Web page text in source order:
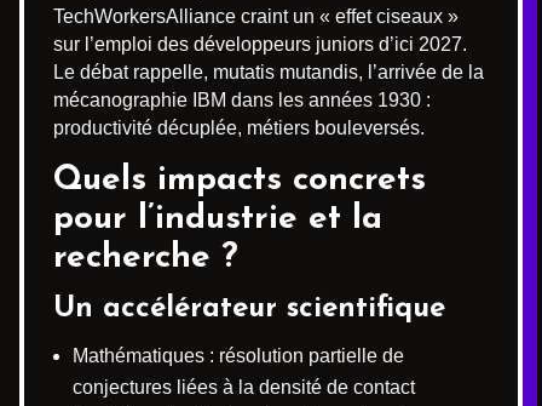
TechWorkersAlliance craint un « effet ciseaux »
sur l’emploi des développeurs juniors d’ici 2027.
Le débat rappelle, mutatis mutandis, l’arrivée de la
mécanographie IBM dans les années 1930 :
productivité décuplée, métiers bouleversés.
Quels impacts concrets
pour l’industrie et la
recherche ?
Un accélérateur scientifique
Mathématiques : résolution partielle de
conjectures liées à la densité de contact